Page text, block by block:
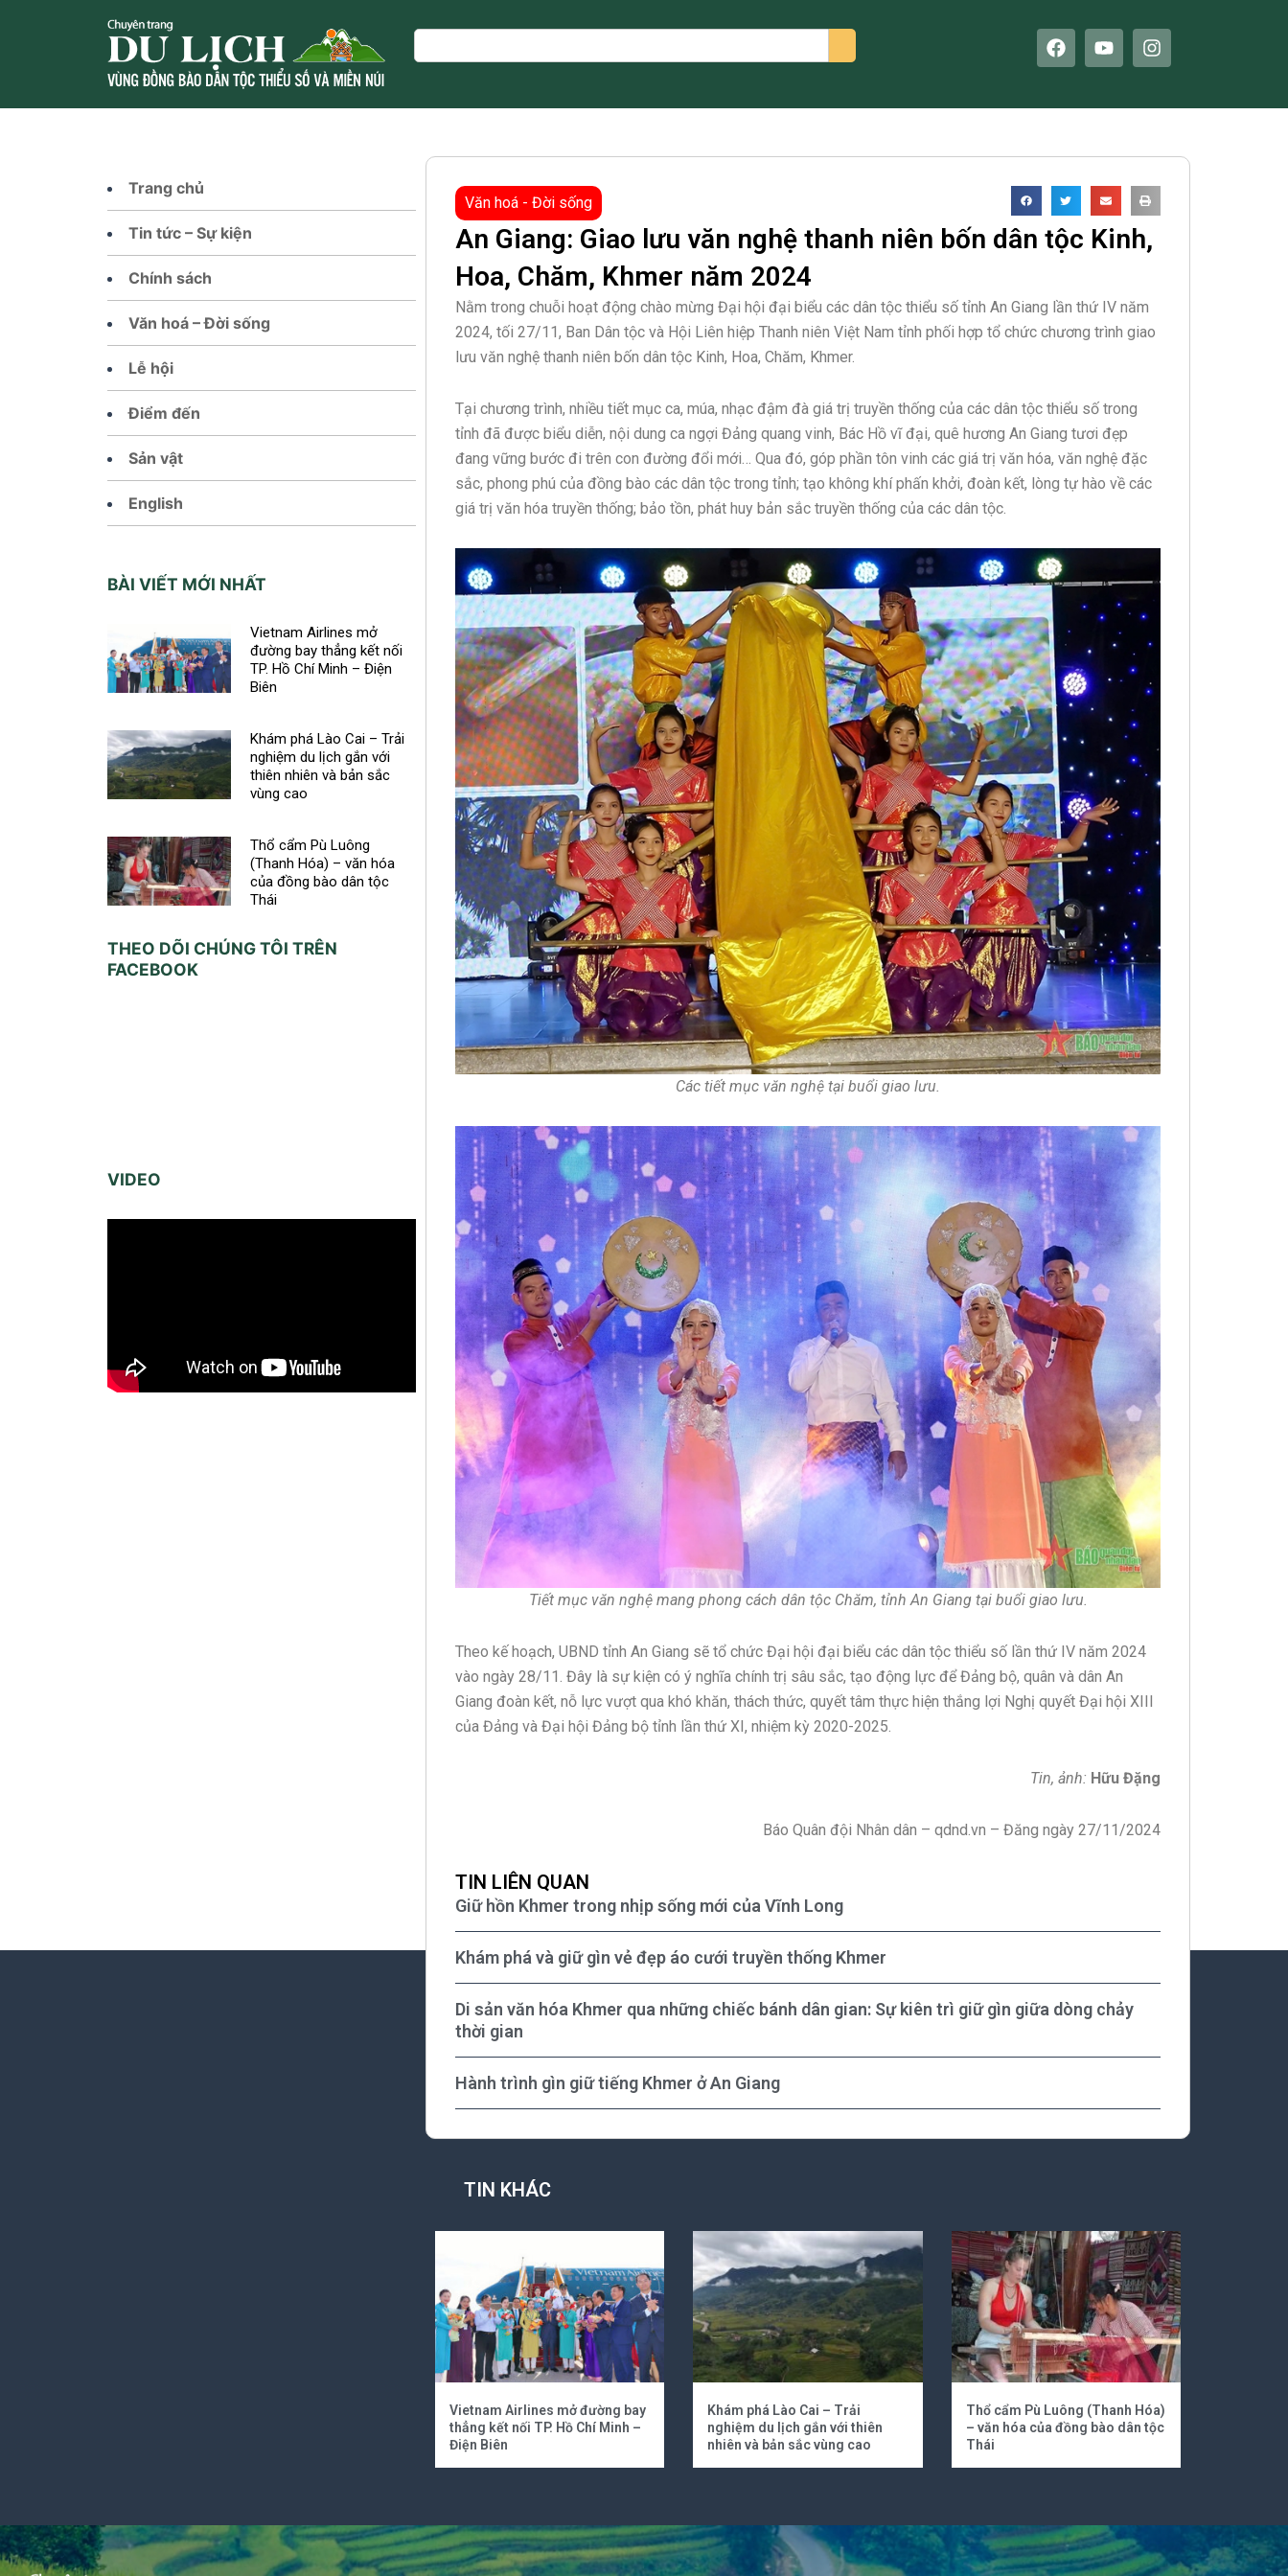
Search
F
a
b
o
Y
o
u
e
I
n
a
r
m
Trang chủ
Tin tức – Sự kiện
Chính sách
Văn hoá – Đời sống
Lễ hội
Điểm đến
Sản vật
English
BÀI VIẾT MỚI NHẤT
Vietnam Airlines mở
đường bay thẳng kết nối
TP. Hồ Chí Minh – Điện
Biên
Khám phá Lào Cai – Trải
nghiệm du lịch gắn với
thiên nhiên và bản sắc
vùng cao
Thổ cẩm Pù Luông
(Thanh Hóa) – văn hóa
của đồng bào dân tộc
Thái
THEO DÕI CHÚNG TÔI TRÊN
FACEBOOK
VIDEO
Văn hoá - Đời sống
An Giang: Giao lưu văn nghệ thanh niên bốn dân tộc Kinh,
Hoa, Chăm, Khmer năm 2024
Nằm trong chuỗi hoạt động chào mừng Đại hội đại biểu các dân tộc thiểu số tỉnh An Giang lần thứ IV năm
2024, tối 27/11, Ban Dân tộc và Hội Liên hiệp Thanh niên Việt Nam tỉnh phối hợp tổ chức chương trình giao
lưu văn nghệ thanh niên bốn dân tộc Kinh, Hoa, Chăm, Khmer.
Tại chương trình, nhiều tiết mục ca, múa, nhạc đậm đà giá trị truyền thống của các dân tộc thiểu số trong
tỉnh đã được biểu diễn, nội dung ca ngợi Đảng quang vinh, Bác Hồ vĩ đại, quê hương An Giang tươi đẹp
đang vững bước đi trên con đường đổi mới… Qua đó, góp phần tôn vinh các giá trị văn hóa, văn nghệ đặc
sắc, phong phú của đồng bào các dân tộc trong tỉnh; tạo không khí phấn khởi, đoàn kết, lòng tự hào về các
giá trị văn hóa truyền thống; bảo tồn, phát huy bản sắc truyền thống của các dân tộc.
Các tiết mục văn nghệ tại buổi giao lưu.
Tiết mục văn nghệ mang phong cách dân tộc Chăm, tỉnh An Giang tại buổi giao lưu.
Theo kế hoạch, UBND tỉnh An Giang sẽ tổ chức Đại hội đại biểu các dân tộc thiểu số lần thứ IV năm 2024
vào ngày 28/11. Đây là sự kiện có ý nghĩa chính trị sâu sắc, tạo động lực để Đảng bộ, quân và dân An
Giang đoàn kết, nỗ lực vượt qua khó khăn, thách thức, quyết tâm thực hiện thắng lợi Nghị quyết Đại hội XIII
của Đảng và Đại hội Đảng bộ tỉnh lần thứ XI, nhiệm kỳ 2020-2025.
Tin, ảnh: Hữu Đặng
Báo Quân đội Nhân dân – qdnd.vn – Đăng ngày 27/11/2024
TIN LIÊN QUAN
Giữ hồn Khmer trong nhịp sống mới của Vĩnh Long
Khám phá và giữ gìn vẻ đẹp áo cưới truyền thống Khmer
Di sản văn hóa Khmer qua những chiếc bánh dân gian: Sự kiên trì giữ gìn giữa dòng chảy
thời gian
Hành trình gìn giữ tiếng Khmer ở An Giang
TIN KHÁC
Vietnam Airlines mở đường bay
thẳng kết nối TP. Hồ Chí Minh –
Điện Biên
Khám phá Lào Cai – Trải
nghiệm du lịch gắn với thiên
nhiên và bản sắc vùng cao
Thổ cẩm Pù Luông (Thanh Hóa)
– văn hóa của đồng bào dân tộc
Thái